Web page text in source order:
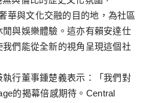
華與文化交融的目的地，為社區
與娛樂體驗。這亦有賴安達仕
們能從全新的視角呈現這個社
行董事鍾楚義表示：「我們對
的揭幕倍感期待。Central